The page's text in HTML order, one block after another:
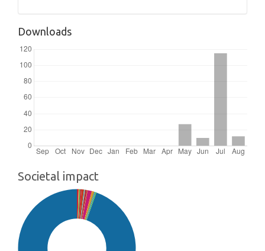
Downloads
Societal impact